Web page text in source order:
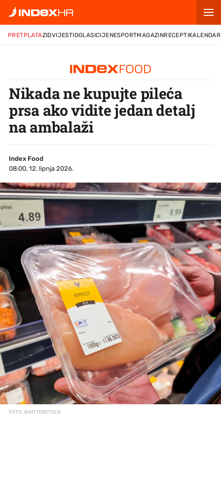
PRETPLATAZIDVIJESTIOGLASICIJENESPORTMAGAZINRECEPTIKALENDAR
Nikada ne kupujte pileća
prsa ako vidite jedan detalj
na ambalaži
Index Food
08:00, 12. lipnja 2026.
FOTO: SHUTTERSTOCK